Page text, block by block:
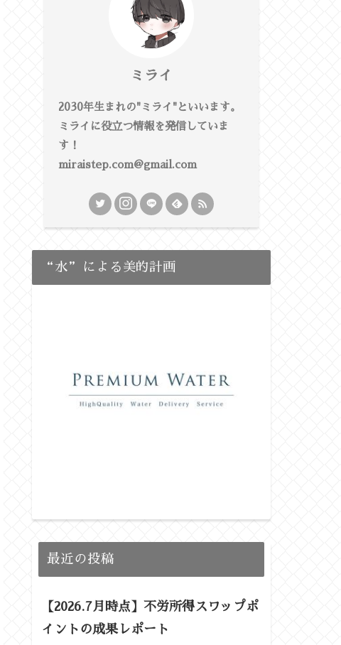
ミライ
2030年生まれの"ミライ"といいます。
ミライに役立つ情報を発信していま
す！
miraistep.com@gmail.com
“水”による美的計画
最近の投稿
【2026.7月時点】不労所得スワップポ
イントの成果レポート